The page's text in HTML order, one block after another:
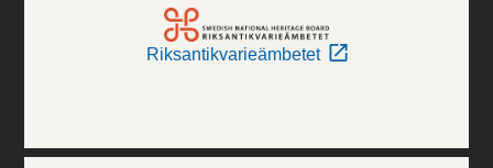
Riksantikvarieämbetet